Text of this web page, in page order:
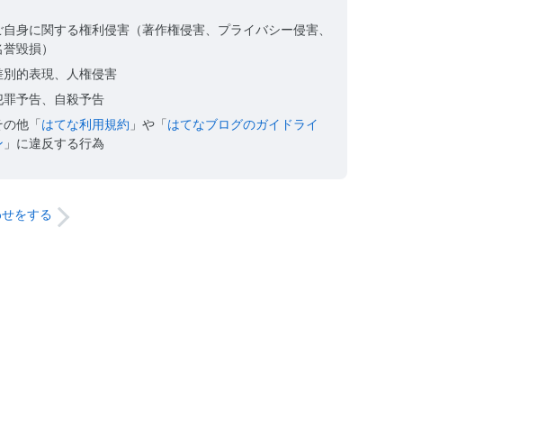
自身に関する権利侵害（著作権侵害、プライバシー侵害、
毀損）
別的表現、人権侵害
罪予告、自殺予告
の他「はてな利用規約 」や「はてなブログのガイドライ
」に違反する行為
をする